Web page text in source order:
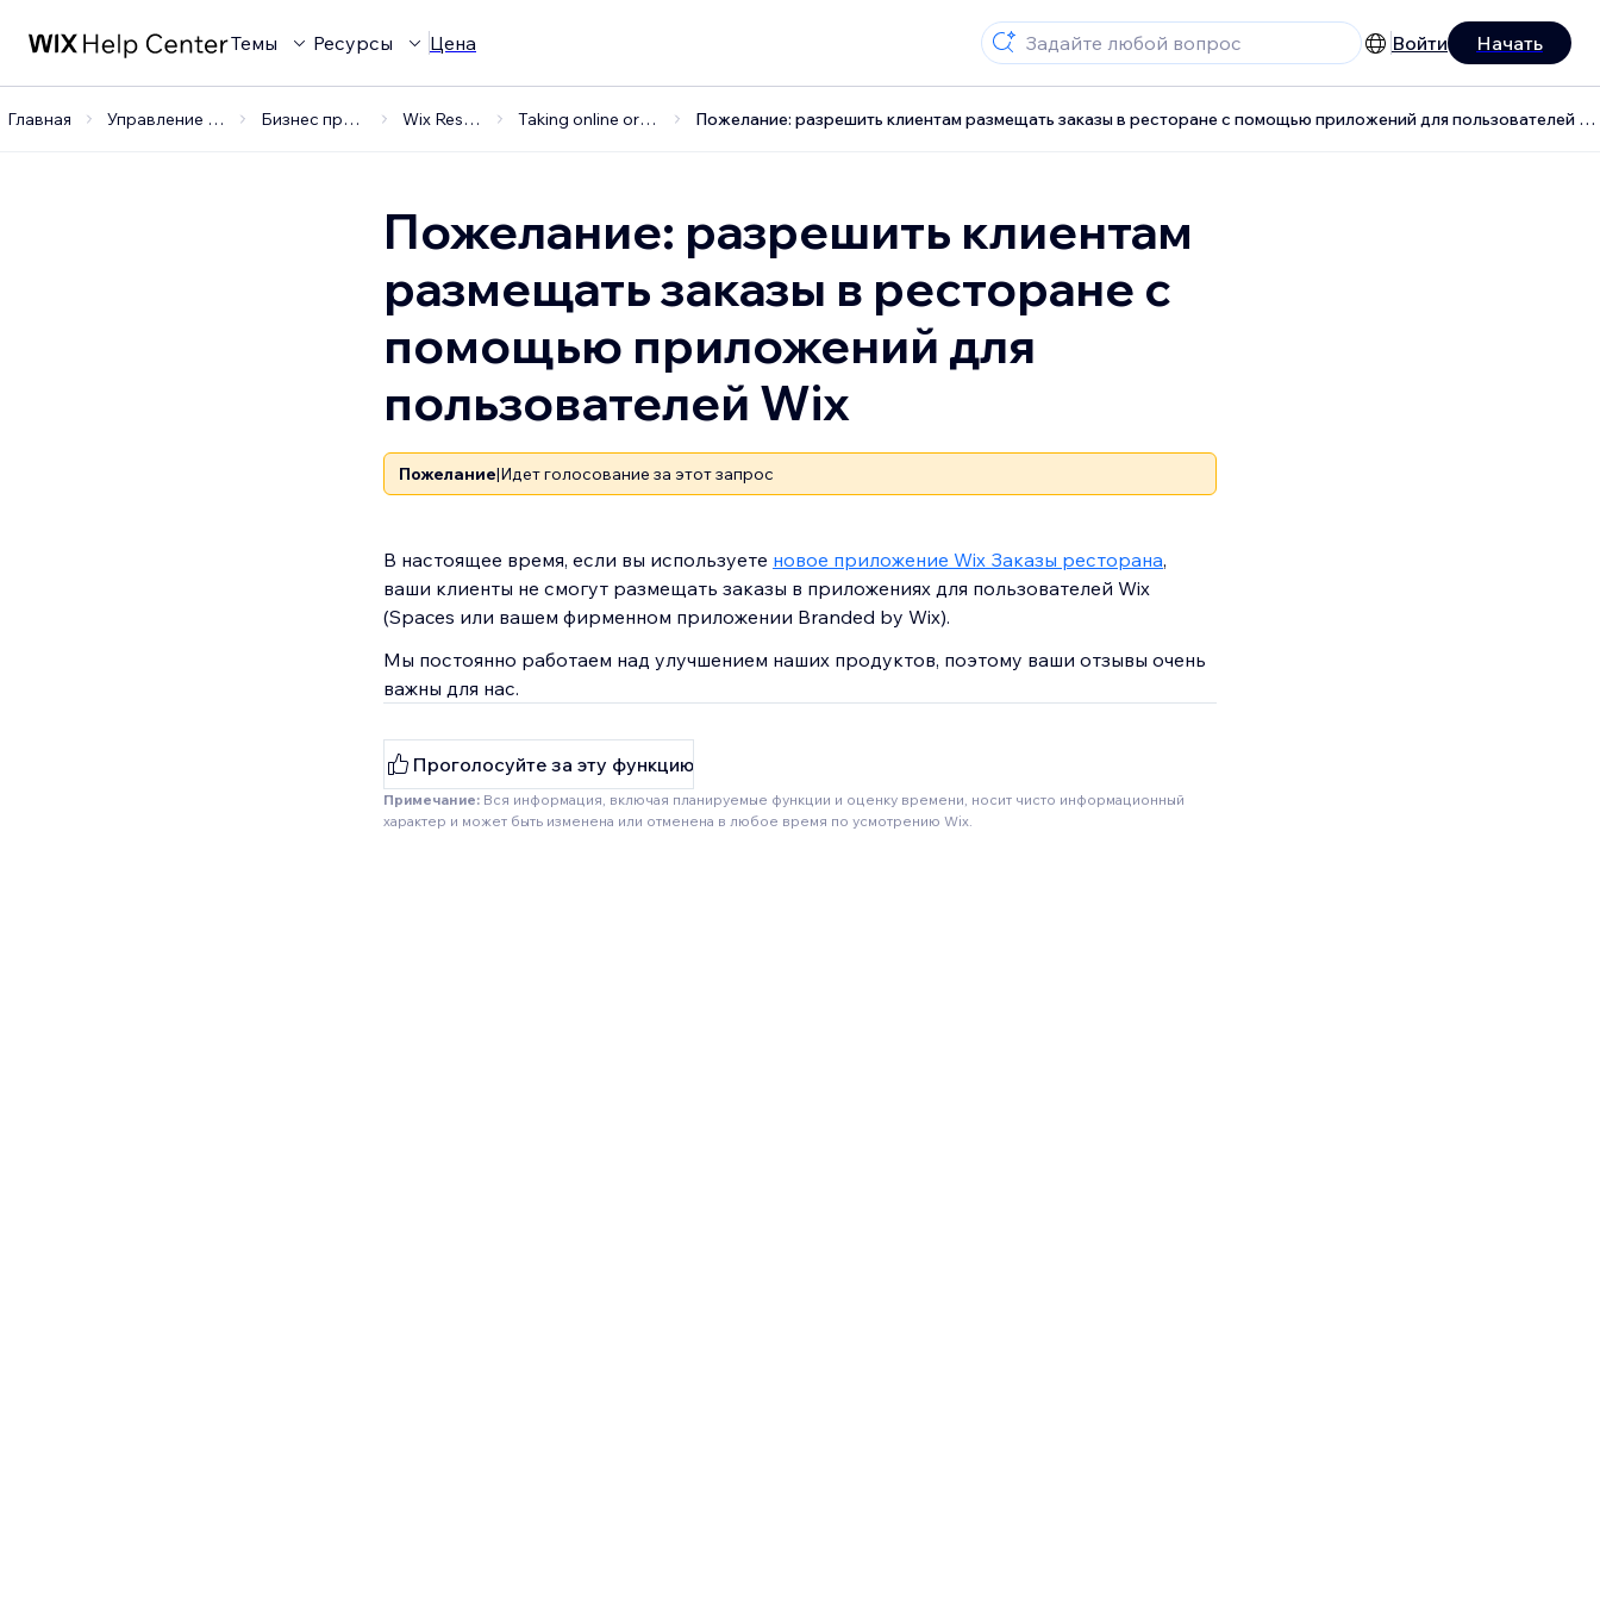
Темы Ресурсы Цена Войти Начать
Главная Управление бизнесом Бизнес приложения Wix Restaurants Taking online orders (NEW) Пожелание: разрешить клиентам размещать заказы в ресторане с помощью приложений для пользователей Wix
Пожелание: разрешить клиентам
размещать заказы в ресторане с
помощью приложений для
пользователей Wix
Пожелание|Идет голосование за этот запрос
В настоящее время, если вы используете новое приложение Wix Заказы ресторана,
ваши клиенты не смогут размещать заказы в приложениях для пользователей Wix
(Spaces или вашем фирменном приложении Branded by Wix).
Мы постоянно работаем над улучшением наших продуктов, поэтому ваши отзывы очень
важны для нас.
Проголосуйте за эту функцию
Примечание: Вся информация, включая планируемые функции и оценку времени, носит чисто информационный
характер и может быть изменена или отменена в любое время по усмотрению Wix.